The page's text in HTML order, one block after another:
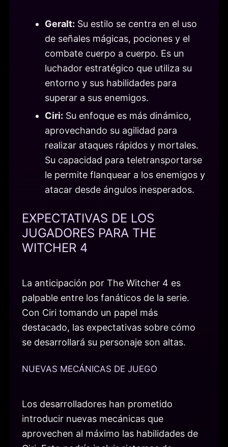
Geralt: Su estilo se centra en el uso
de señales mágicas, pociones y el
combate cuerpo a cuerpo. Es un
luchador estratégico que utiliza su
entorno y sus habilidades para
superar a sus enemigos.
Ciri: Su enfoque es más dinámico,
aprovechando su agilidad para
realizar ataques rápidos y mortales.
Su capacidad para teletransportarse
le permite flanquear a los enemigos y
atacar desde ángulos inesperados.
EXPECTATIVAS DE LOS
JUGADORES PARA THE
WITCHER 4
La anticipación por The Witcher 4 es
palpable entre los fanáticos de la serie.
Con Ciri tomando un papel más
destacado, las expectativas sobre cómo
se desarrollará su personaje son altas.
NUEVAS MECÁNICAS DE JUEGO
Los desarrolladores han prometido
introducir nuevas mecánicas que
aprovechen al máximo las habilidades de